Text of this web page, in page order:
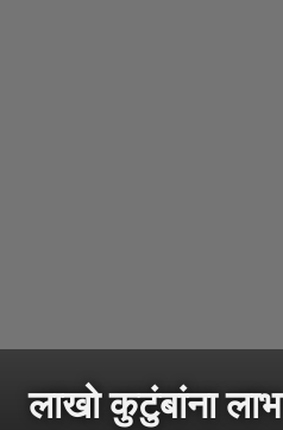
लाखो कुटुंबांना लाभ